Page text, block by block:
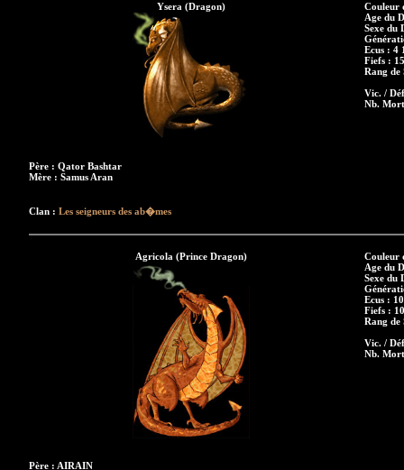
Ysera (Dragon)
Père : Qator Bashtar
Mère : Samus Aran
Couleur
Age du
Sexe du
Ecus : 4
Fiefs :
Rang de
Vic. /
Nb.
Clan : Les seigneurs des ab�mes
Agricola (Prince Dragon)
Père : AIRAIN
Couleur
Age du
Sexe du
Ecus :
Fiefs :
Rang de
Vic. /
Nb.